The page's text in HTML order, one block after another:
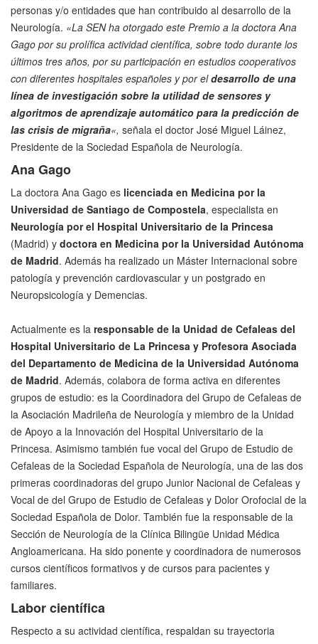
personas y/o entidades que han contribuido al desarrollo de la
Neurología. «La SEN ha otorgado este Premio a la doctora Ana
Gago por su prolífica actividad científica, sobre todo durante los
últimos tres años, por su participación en estudios cooperativos
con diferentes hospitales españoles y por eldesarrollo de una
línea de investigación sobre la utilidad de sensores y
algoritmos de aprendizaje automático para la predicción de
las crisis de migraña«, señala el doctor José Miguel Láinez,
Presidente de la Sociedad Española de Neurología.
Ana Gago
La doctora Ana Gago es licenciada en Medicina por la
Universidad de Santiago de Compostela, especialista en
Neurología por el Hospital Universitario de la Princesa
(Madrid) y doctora en Medicina por la Universidad Autónoma
de Madrid. Además ha realizado un Máster Internacional sobre
patología y prevención cardiovascular y un postgrado en
Neuropsicología y Demencias.
Actualmente es la responsable de la Unidad de Cefaleas del
Hospital Universitario de La Princesa y Profesora Asociada
del Departamento de Medicina de la Universidad Autónoma
de Madrid. Además, colabora de forma activa en diferentes
grupos de estudio: es la Coordinadora del Grupo de Cefaleas de
la Asociación Madrileña de Neurología y miembro de la Unidad
de Apoyo a la Innovación del Hospital Universitario de la
Princesa. Asimismo también fue vocal del Grupo de Estudio de
Cefaleas de la Sociedad Española de Neurología, una de las dos
primeras coordinadoras del grupo Junior Nacional de Cefaleas y
Vocal de del Grupo de Estudio de Cefaleas y Dolor Orofocial de la
Sociedad Española de Dolor. También fue la responsable de la
Sección de Neurología de la Clínica Bilingüe Unidad Médica
Angloamericana. Ha sido ponente y coordinadora de numerosos
cursos científicos formativos y de cursos para pacientes y
familiares.
Labor científica
Respecto a su actividad científica, respaldan su trayectoria